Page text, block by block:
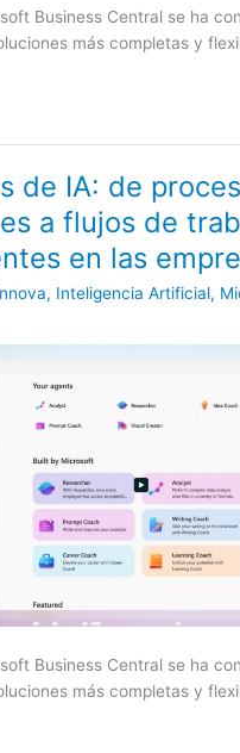
Business Central se ha
más completas y
de IA: de
a flujos de
en las
, Inteligencia Artificial,
Business Central se ha
más completas y